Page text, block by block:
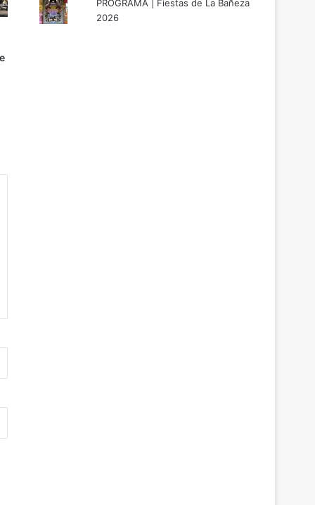
PROGRAMA | Fiestas de La Bañeza
2026